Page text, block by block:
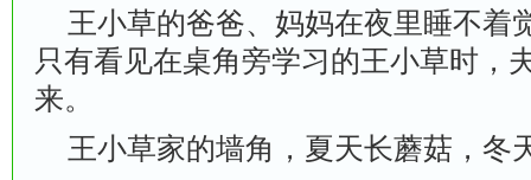
王小草的爸爸、妈妈在夜里睡不着
只有看见在桌角旁学习的王小草时，
来。
王小草家的墙角，夏天长蘑菇，冬